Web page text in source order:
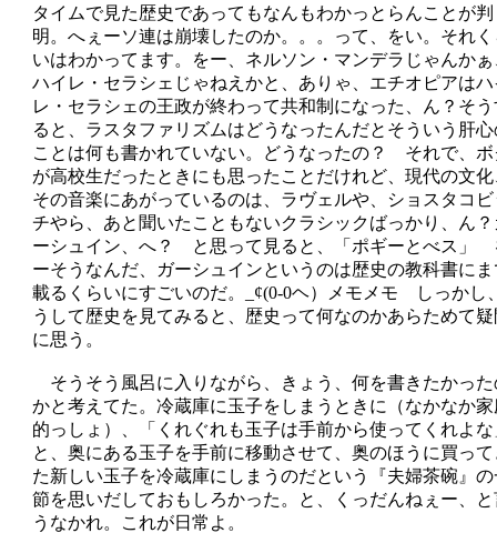
タイムで見た歴史であってもなんもわかっとらんことが判
明。へぇーソ連は崩壊したのか。。。って、をい。それく
いはわかってます。をー、ネルソン・マンデラじゃんかぁ
ハイレ・セラシェじゃねえかと、ありゃ、エチオピアはハ
レ・セラシェの王政が終わって共和制になった、ん？そう
ると、ラスタファリズムはどうなったんだとそういう肝心
ことは何も書かれていない。どうなったの？ それで、ボ
が高校生だったときにも思ったことだけれど、現代の文化
その音楽にあがっているのは、ラヴェルや、ショスタコビ
チやら、あと聞いたこともないクラシックばっかり、ん？
ーシュイン、へ？ と思って見ると、「ポギーとべス」
ーそうなんだ、ガーシュインというのは歴史の教科書にま
載るくらいにすごいのだ。_¢(0-0ヘ）メモメモ しっかし
うして歴史を見てみると、歴史って何なのかあらためて疑
に思う。
そうそう風呂に入りながら、きょう、何を書きたかった
かと考えてた。冷蔵庫に玉子をしまうときに（なかなか家
的っしょ）、「くれぐれも玉子は手前から使ってくれよな
と、奥にある玉子を手前に移動させて、奥のほうに買って
た新しい玉子を冷蔵庫にしまうのだという『夫婦茶碗』の
節を思いだしておもしろかった。と、くっだんねぇー、と
うなかれ。これが日常よ。